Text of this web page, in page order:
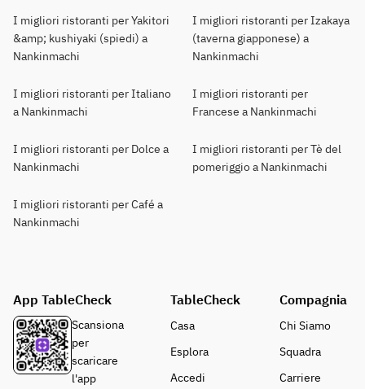
I migliori ristoranti per Yakitori
&amp; kushiyaki (spiedi) a
Nankinmachi
I migliori ristoranti per Izakaya
(taverna giapponese) a
Nankinmachi
I migliori ristoranti per Italiano
a Nankinmachi
I migliori ristoranti per
Francese a Nankinmachi
I migliori ristoranti per Dolce a
Nankinmachi
I migliori ristoranti per Tè del
pomeriggio a Nankinmachi
I migliori ristoranti per Café a
Nankinmachi
App TableCheck
Scansiona
per
scaricare
l'app
TableCheck
Casa
Esplora
Accedi
Compagnia
Chi Siamo
Squadra
Carriere